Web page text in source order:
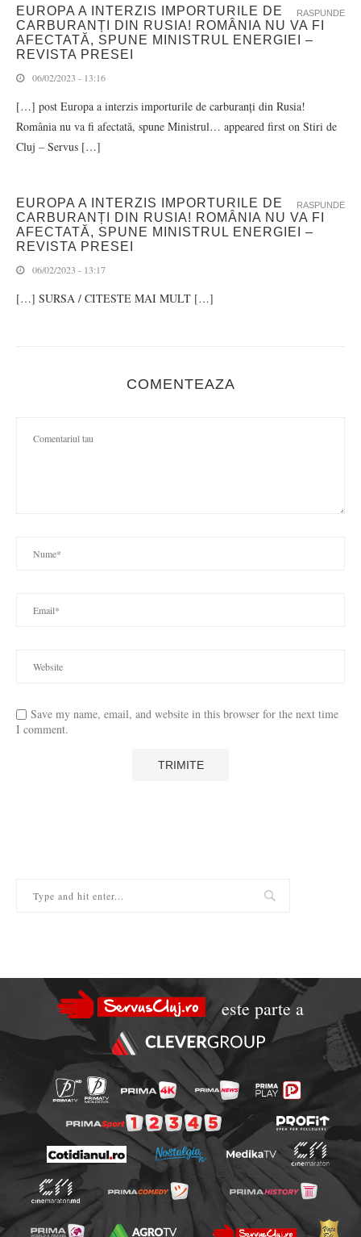
EUROPA A INTERZIS IMPORTURILE DE
CARBURANȚI DIN RUSIA! ROMÂNIA NU VA FI
AFECTATĂ, SPUNE MINISTRUL ENERGIEI –
REVISTA PRESEI
06/02/2023 - 13:16
[…] post Europa a interzis importurile de carburanți din Rusia!
România nu va fi afectată, spune Ministrul… appeared first on Stiri de
Cluj – Servus […]
RASPUNDE
EUROPA A INTERZIS IMPORTURILE DE
CARBURANȚI DIN RUSIA! ROMÂNIA NU VA FI
AFECTATĂ, SPUNE MINISTRUL ENERGIEI –
REVISTA PRESEI
06/02/2023 - 13:17
[…] SURSA / CITESTE MAI MULT […]
RASPUNDE
COMENTEAZA
Save my name, email, and website in this browser for the next time
I comment.
este parte a